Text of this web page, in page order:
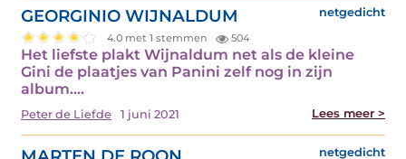
GEORGINIO WIJNALDUM netgedicht
4.0 met 1 stemmen 504
Het liefste plakt Wijnaldum net als de kleine
Gini de plaatjes van Panini zelf nog in zijn
album.…
Peter de Liefde 1 juni 2021 Lees meer >
netgedicht